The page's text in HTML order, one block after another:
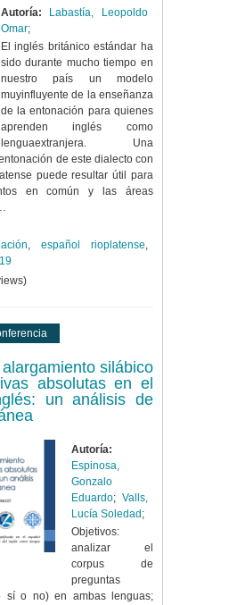
Autoría:
Labastía, Leopoldo
Omar;
El inglés británico estándar ha
sido durante mucho tiempo en
nuestro país un modelo
muyinfluyente de la enseñanza
de la entonación para quienes
aprenden inglés como
lenguaextranjera. Una
de este dialecto con
puede resultar útil para
en común y las áreas
, español rioplatense,
silábico
absolutas en el
un análisis de
Autoría:
Espinosa,
Gonzalo
Eduardo; Valls,
Lucía Soledad ;
Objetivos:
analizar el
corpus de
preguntas
sí o no) en ambas lenguas;